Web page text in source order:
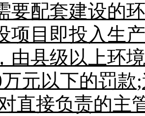
要配套建设的
项目即投入生
由县级以上环
万元以下的罚款;
直接负责的主